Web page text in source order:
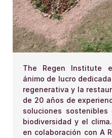
The Regen Institute
ánimo de lucro
regenerativa y la
de 20 años de
soluciones
biodiversidad y el
en colaboración con A